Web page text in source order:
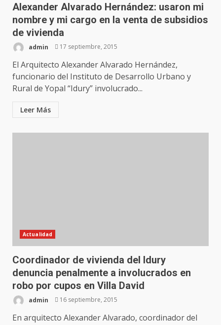
Alexander Alvarado Hernández: usaron mi
nombre y mi cargo en la venta de subsidios
de vivienda
admin 17 septiembre, 2015
El Arquitecto Alexander Alvarado Hernández,
funcionario del Instituto de Desarrollo Urbano y
Rural de Yopal “Idury” involucrado...
Leer Más
Actualidad
Coordinador de vivienda del Idury
denuncia penalmente a involucrados en
robo por cupos en Villa David
admin 16 septiembre, 2015
En arquitecto Alexander Alvarado, coordinador del